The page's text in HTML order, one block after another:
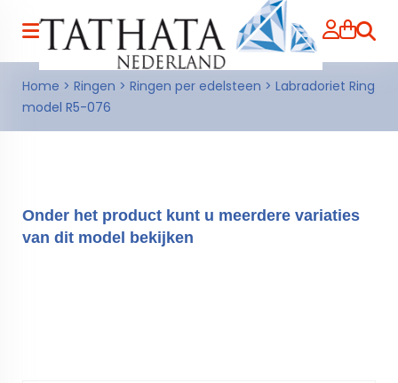
Home > Ringen > Ringen per edelsteen > Labradoriet Ring
model R5-076
Onder het product kunt u meerdere variaties
van dit model bekijken